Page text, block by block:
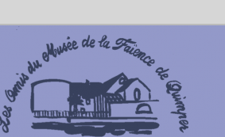
et de la Faïence